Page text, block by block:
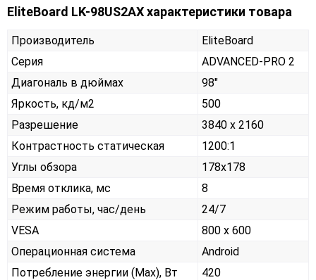
EliteBoard LK-98US2AX характеристики товара
Производитель
EliteBoard
Серия
ADVANCED-PRO 2
Диагональ в дюймах
98"
Яркость, кд/м2
500
Разрешение
3840 x 2160
Контрастность статическая
1200:1
Углы обзора
178x178
Время отклика, мс
8
Режим работы, час/день
24/7
VESA
800 x 600
Операционная система
Android
Потребление энергии (Max), Вт
420